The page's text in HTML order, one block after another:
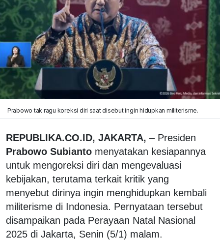
Prabowo tak ragu koreksi diri saat disebut ingin hidupkan militerisme.
REPUBLIKA.CO.ID, JAKARTA, – Presiden
Prabowo Subianto menyatakan kesiapannya
untuk mengoreksi diri dan mengevaluasi
kebijakan, terutama terkait kritik yang
menyebut dirinya ingin menghidupkan kembali
militerisme di Indonesia. Pernyataan tersebut
disampaikan pada Perayaan Natal Nasional
2025 di Jakarta, Senin (5/1) malam.